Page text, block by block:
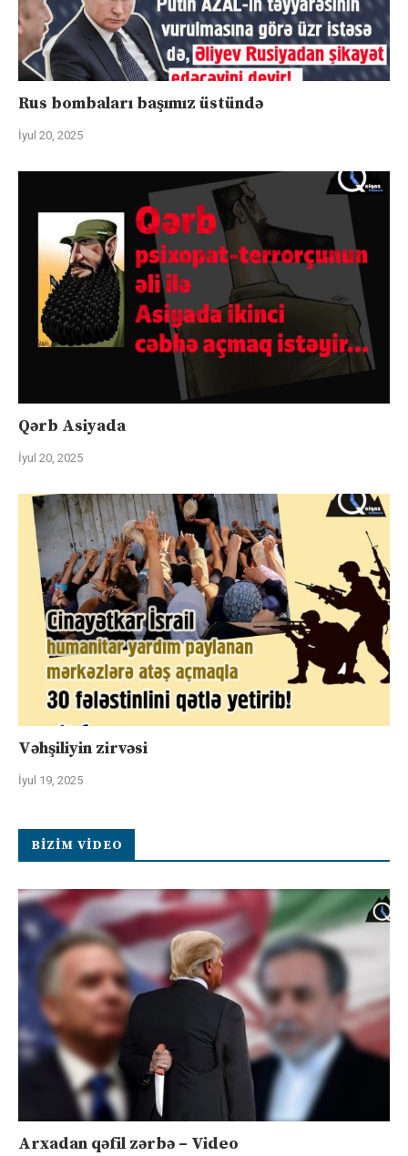
Rus bombaları başımız üstündə
İyul 20, 2025
Qərb Asiyada
İyul 20, 2025
Vəhşiliyin zirvəsi
İyul 19, 2025
BIZIM VIDEO
Arxadan qəfil zərbə – Video